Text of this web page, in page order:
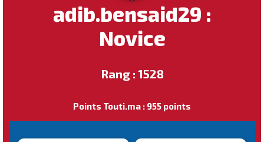
adib.bensaid29 :
Novice
Rang : 1528
Points Touti.ma : 955 points